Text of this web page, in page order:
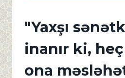
"Yaxşı
inanır ki,
ona